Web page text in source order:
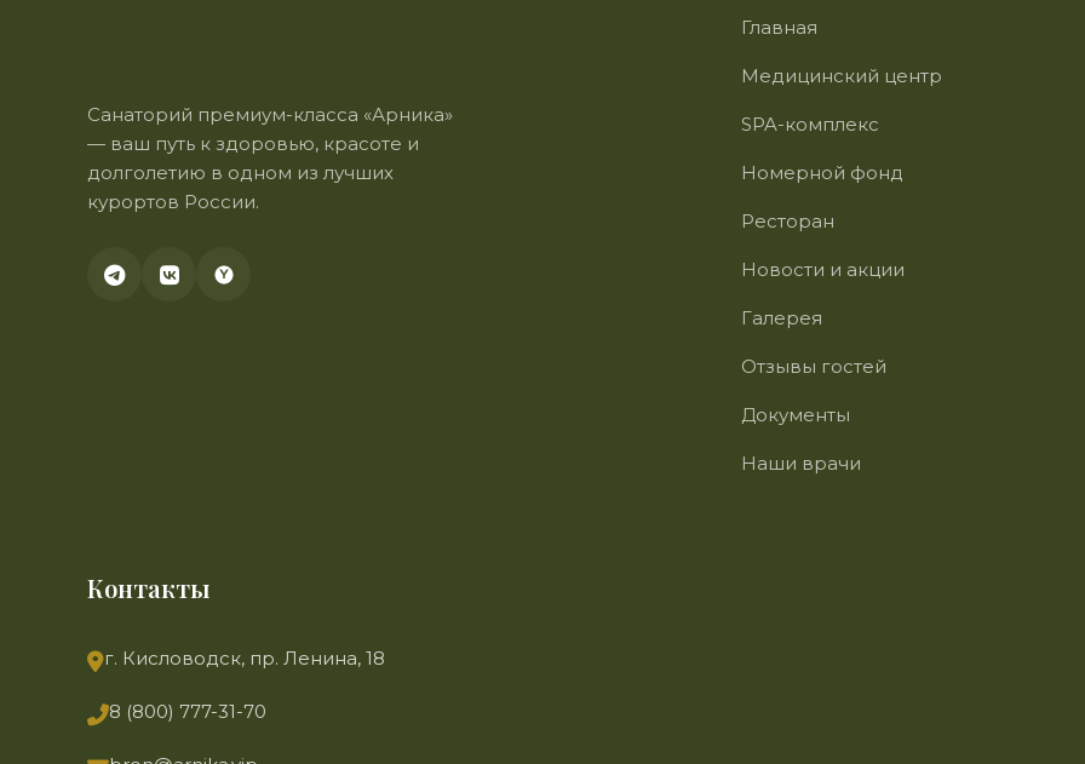
Санаторий премиум-класса «Арника»
— ваш путь к здоровью, красоте и
долголетию в одном из лучших
курортов России.
Главная
Медицинский центр
SPA-комплекс
Номерной фонд
Ресторан
Новости и акции
Галерея
Отзывы гостей
Документы
Наши врачи
Контакты
г. Кисловодск, пр. Ленина, 18
8 (800) 777-31-70